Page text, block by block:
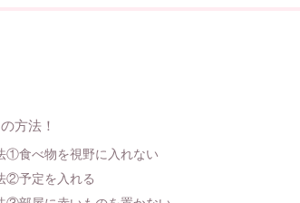
方法！
①食べ物を視野に入れない
②予定を入れる